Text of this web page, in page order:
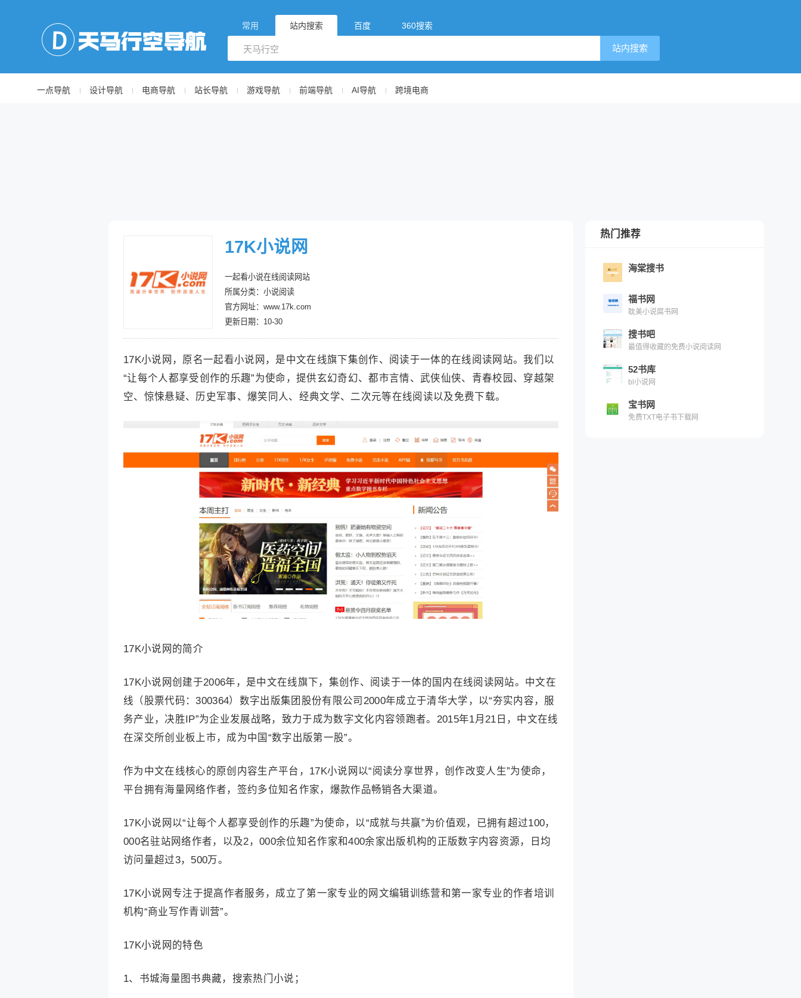
常用 站内搜索 百度 360搜索
站内搜索
一点导航 设计导航 电商导航 站长导航 游戏导航 前端导航 AI导航 跨境电商
17K小说网
一起看小说在线阅读网站
所属分类：小说阅读
官方网址：www.17k.com
更新日期：10-30
17K小说网，原名一起看小说网，是中文在线旗下集创作、阅读于一体的在线阅读网站。我们以
“让每个人都享受创作的乐趣”为使命，提供玄幻奇幻、都市言情、武侠仙侠、青春校园、穿越架
空、惊悚悬疑、历史军事、爆笑同人、经典文学、二次元等在线阅读以及免费下载。
17K小说网的简介
17K小说网创建于2006年，是中文在线旗下，集创作、阅读于一体的国内在线阅读网站。中文在
线（股票代码：300364）数字出版集团股份有限公司2000年成立于清华大学，以“夯实内容，服
务产业，决胜IP”为企业发展战略，致力于成为数字文化内容领跑者。2015年1月21日，中文在线
在深交所创业板上市，成为中国“数字出版第一股”。
作为中文在线核心的原创内容生产平台，17K小说网以“阅读分享世界，创作改变人生”为使命，
平台拥有海量网络作者，签约多位知名作家，爆款作品畅销各大渠道。
17K小说网以“让每个人都享受创作的乐趣”为使命，以“成就与共赢”为价值观，已拥有超过100，
000名驻站网络作者，以及2，000余位知名作家和400余家出版机构的正版数字内容资源，日均
访问量超过3，500万。
17K小说网专注于提高作者服务，成立了第一家专业的网文编辑训练营和第一家专业的作者培训
机构“商业写作青训营”。
17K小说网的特色
1、书城海量图书典藏，搜索热门小说；
热门推荐
海棠搜书
福书网
耽美小说腐书网
搜书吧
最值得收藏的免费小说阅读网
52书库
bl小说网
宝书网
免费TXT电子书下载网